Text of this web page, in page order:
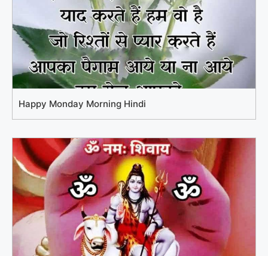
Happy Monday Morning Hindi